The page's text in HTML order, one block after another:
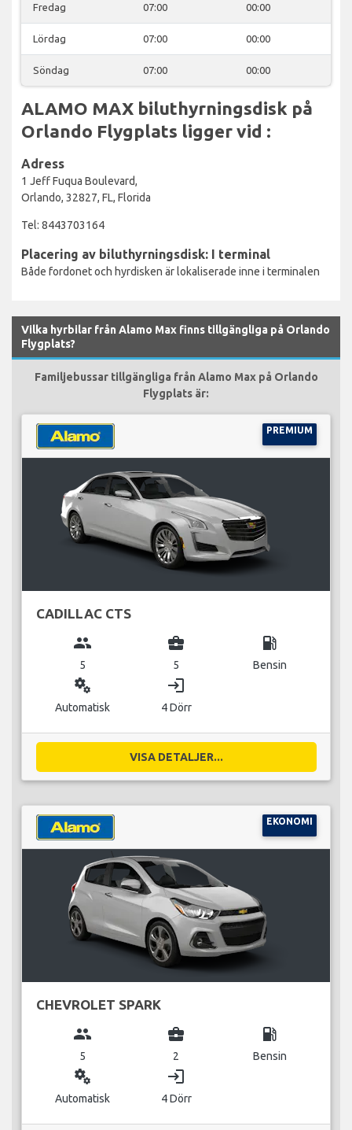
Fredag 07:00 00:00
Lördag 07:00 00:00
Söndag 07:00 00:00
ALAMO MAX biluthyrningsdisk på
Orlando Flygplats ligger vid :
Adress
1 Jeff Fuqua Boulevard,
Orlando, 32827, FL, Florida
Tel: 8443703164
Placering av biluthyrningsdisk: I terminal
Både fordonet och hyrdisken är lokaliserade inne i terminalen
Vilka hyrbilar från Alamo Max finns tillgängliga på Orlando
Flygplats?
Familjebussar tillgängliga från Alamo Max på Orlando
Flygplats är:
PREMIUM
CADILLAC CTS
group
5
business_center
5
local_gas_station
Bensin
miscellaneous_services
Automatisk
login
4 Dörr
VISA DETALJER...
EKONOMI
CHEVROLET SPARK
group
5
business_center
2
local_gas_station
Bensin
miscellaneous_services
Automatisk
login
4 Dörr